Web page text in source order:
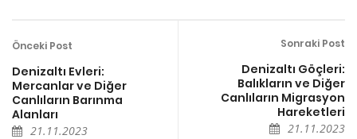
Önceki Post
Denizaltı Evleri:
Mercanlar ve Diğer
Canlıların Barınma
Alanları
21.11.2023
Sonraki Post
Denizaltı Göçleri:
Balıkların ve Diğer
Canlıların Migrasyon
Hareketleri
21.11.2023